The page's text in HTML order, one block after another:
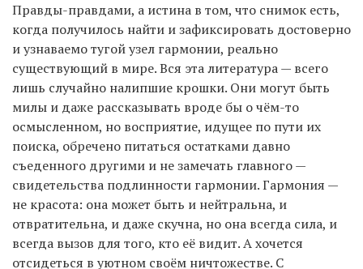
Правды-правдами, а истина в том, что снимок есть,
когда получилось найти и зафиксировать достоверно
и узнаваемо тугой узел гармонии, реально
существующий в мире. Вся эта литература — всего
лишь случайно налипшие крошки. Они могут быть
милы и даже рассказывать вроде бы о чём-то
осмысленном, но восприятие, идущее по пути их
поиска, обречено питаться остатками давно
съеденного другими и не замечать главного —
свидетельства подлинности гармонии. Гармония —
не красота: она может быть и нейтральна, и
отвратительна, и даже скучна, но она всегда сила, и
всегда вызов для того, кто её видит. А хочется
отсидеться в уютном своём ничтожестве. С